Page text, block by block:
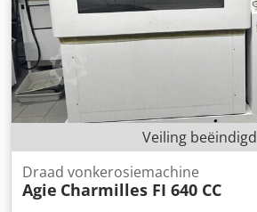
Veiling beëindigd
Draad vonkerosiemachine
Agie Charmilles FI 640 CC